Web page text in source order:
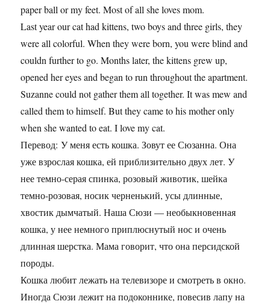
paper ball or my feet. Most of all she loves mom.
Last year our cat had kittens, two boys and three girls, they
were all colorful. When they were born, you were blind and
couldn further to go. Months later, the kittens grew up,
opened her eyes and began to run throughout the apartment.
Suzanne could not gather them all together. It was mew and
called them to himself. But they came to his mother only
when she wanted to eat. I love my cat.
Перевод: У меня есть кошка. Зовут ее Сюзанна. Она
уже взрослая кошка, ей приблизительно двух лет. У
нее темно-серая спинка, розовый животик, шейка
темно-розовая, носик черненький, усы длинные,
хвостик дымчатый. Наша Сюзи — необыкновенная
кошка, у нее немного приплюснутый нос и очень
длинная шерстка. Мама говорит, что она персидской
породы.
Кошка любит лежать на телевизоре и смотреть в окно.
Иногда Сюзи лежит на подоконнике, повесив лапу на